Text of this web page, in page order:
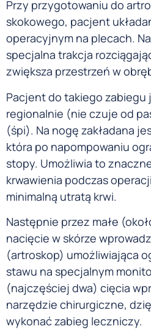
Przy przygotowaniu do
skokowego, pacjent
operacyjnym na plecach.
specjalna trakcja
zwiększa przestrzeń w
Pacjent do takiego
regionalnie (nie czuje od
(śpi). Na nogę zakładana
która po napompowaniu
stopy. Umożliwia to
krwawienia podczas
minimalną utratą krwi.
Następnie przez małe
nacięcie w skórze
(artroskop) umożliwiająca
stawu na specjalnym
(najczęściej dwa) cięcia
narzędzie chirurgiczne,
wykonać zabieg leczniczy.